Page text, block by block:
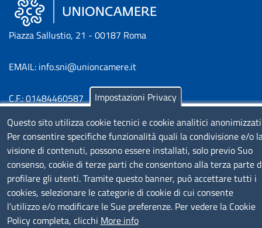
Piazza Sallustio, 21 - 00187 Roma
EMAIL: info.sni@unioncamere.it
C.F.: 01484460587
SERVIZIO REALIZZATO DA
Impostazioni Privacy
Questo sito utilizza cookie tecnici e cookie analitici
Per consentire specifiche funzionalità quali la condivisione e/o
visione di contenuti, possono essere installati, solo previo Suo
consenso, cookie di terze parti che consentono alla terza parte
profilare gli utenti. Tramite questo banner, può accettare tutti i
cookies, selezionare le categorie di cookie di cui consente
l’utilizzo e/o modificare le Sue preferenze. Per vedere la Cookie
Policy completa, clicchi More info